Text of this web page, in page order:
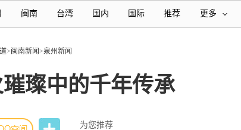
闽南 台湾 国内 国际 推荐 更多
>闽南新闻>泉州新闻
璨中的千年传承
为您推荐